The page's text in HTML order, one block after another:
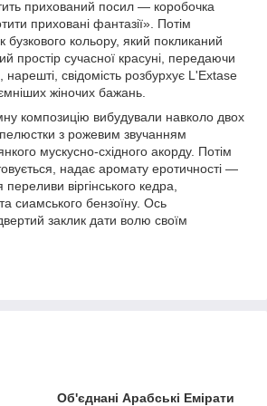
прихований посил — коробочка
приховані фантазії». Потім
бузкового кольору, який покликаний
простір сучасної красуні, передаючи
нарешті, свідомість розбурхує L'Extase
жіночих бажань.
композицію вибудували навколо двох
пелюстки з рожевим звучанням
мускусно-східного акорду. Потім
надає аромату еротичності —
віргінського кедра,
сиамського бензоїну. Ось
заклик дати волю своїм
Об'єднані Арабські Емірати